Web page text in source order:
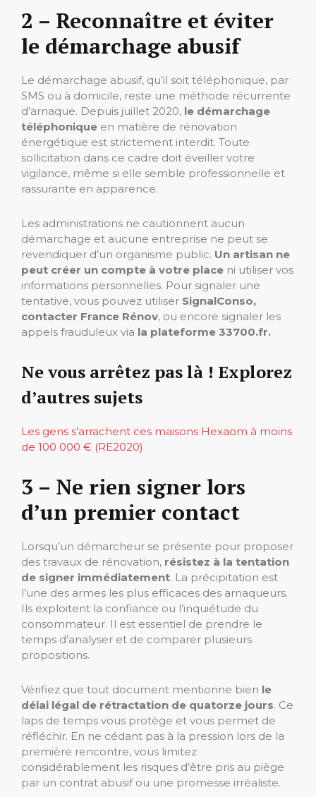
2 – Reconnaître et éviter
le démarchage abusif
Le démarchage abusif, qu’il soit téléphonique, par
SMS ou à domicile, reste une méthode récurrente
d’arnaque. Depuis juillet 2020, le démarchage
téléphonique en matière de rénovation
énergétique est strictement interdit. Toute
sollicitation dans ce cadre doit éveiller votre
vigilance, même si elle semble professionnelle et
rassurante en apparence.
Les administrations ne cautionnent aucun
démarchage et aucune entreprise ne peut se
revendiquer d’un organisme public. Un artisan ne
peut créer un compte à votre place ni utiliser vos
informations personnelles. Pour signaler une
tentative, vous pouvez utiliser SignalConso,
contacter France Rénov, ou encore signaler les
appels frauduleux via la plateforme 33700.fr.
Ne vous arrêtez pas là ! Explorez
d’autres sujets
Les gens s’arrachent ces maisons Hexaom à moins
de 100 000 € (RE2020)
3 – Ne rien signer lors
d’un premier contact
Lorsqu’un démarcheur se présente pour proposer
des travaux de rénovation, résistez à la tentation
de signer immédiatement. La précipitation est
l’une des armes les plus efficaces des arnaqueurs.
Ils exploitent la confiance ou l’inquiétude du
consommateur. Il est essentiel de prendre le
temps d’analyser et de comparer plusieurs
propositions.
Vérifiez que tout document mentionne bien le
délai légal de rétractation de quatorze jours. Ce
laps de temps vous protège et vous permet de
réfléchir. En ne cédant pas à la pression lors de la
première rencontre, vous limitez
considérablement les risques d’être pris au piège
par un contrat abusif ou une promesse irréaliste.